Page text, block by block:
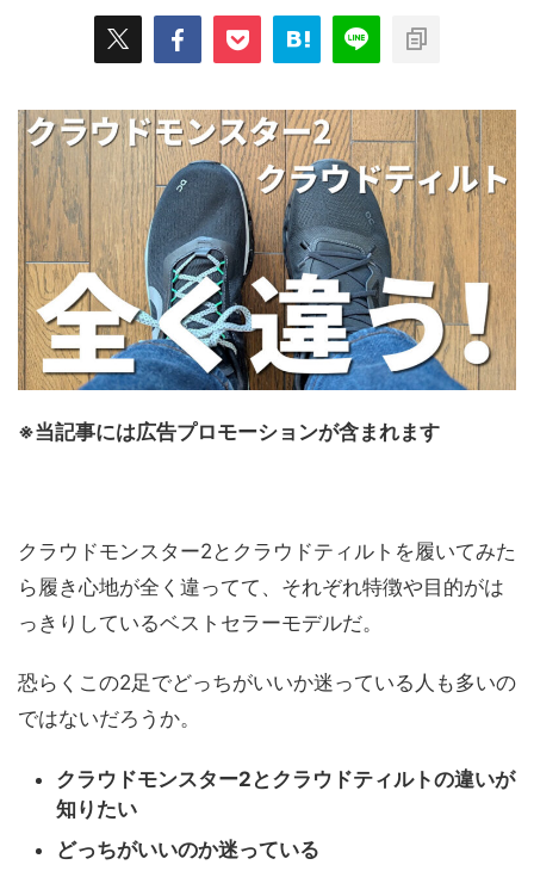
※当記事には広告プロモーションが含まれます
クラウドモンスター2とクラウドティルトを履いてみた
ら履き心地が全く違ってて、それぞれ特徴や目的がは
っきりしているベストセラーモデルだ。
恐らくこの2足でどっちがいいか迷っている人も多いの
ではないだろうか。
クラウドモンスター2とクラウドティルトの違いが
知りたい
どっちがいいのか迷っている